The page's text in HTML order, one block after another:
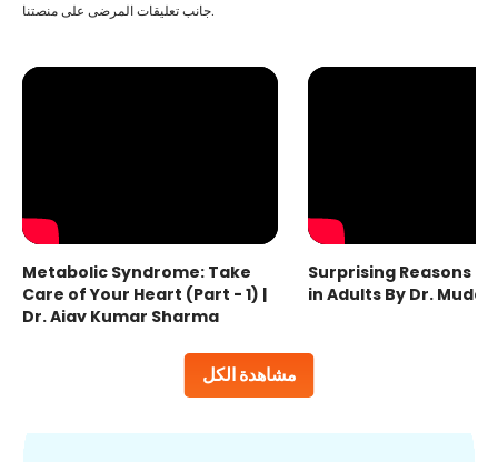
مشاهدة الكل
جانب تعليقات المرضى على منصتنا.
Metabolic Syndrome: Take
Care of Your Heart (Part - 1) |
Dr. Ajay Kumar Sharma
Surprising Reasons
in Adults By Dr.